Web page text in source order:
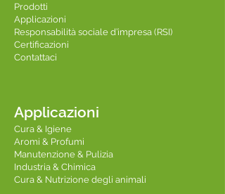
Prodotti
Applicazioni
Responsabilità sociale d’impresa (RSI)
Certificazioni
Contattaci
Applicazioni
Cura & Igiene
Aromi & Profumi
Manutenzione & Pulizia
Industria & Chimica
Cura & Nutrizione degli animali